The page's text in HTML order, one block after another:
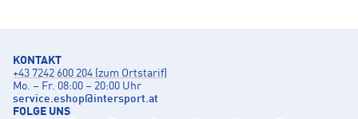
KONTAKT
+43 7242 600 204 (zum Ortstarif)
Mo. – Fr. 08:00 – 20:00 Uhr
service.eshop@intersport.at
FOLGE UNS